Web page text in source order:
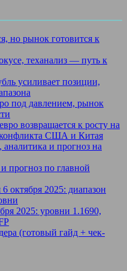
но рынок готовится к
теханализ — путь к
усиливает позиции,
под давлением, рынок
возвращается к росту на
конфликта США и Китая
и прогноз на
прогноз по главной
октября 2025: диапазон
2025: уровни 1.1690,
(готовый гайд + чек-